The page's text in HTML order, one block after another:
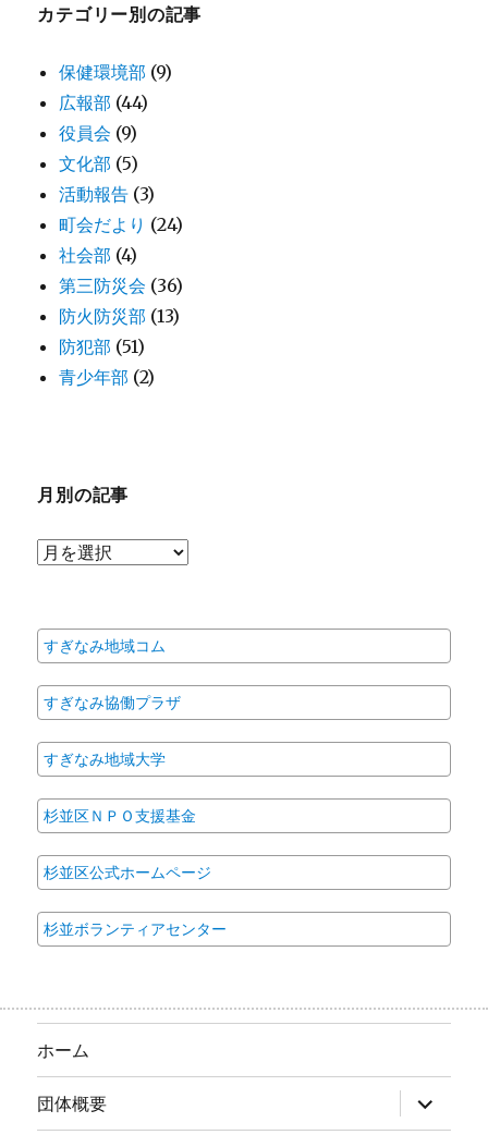
カテゴリー別の記事
保健環境部 (9)
広報部 (44)
役員会 (9)
文化部 (5)
活動報告 (3)
町会だより (24)
社会部 (4)
第三防災会 (36)
防火防災部 (13)
防犯部 (51)
青少年部 (2)
月別の記事
月
記
すぎなみ地域コム
すぎなみ協働プラザ
すぎなみ地域大学
杉並区ＮＰＯ支援基金
杉並区公式ホームページ
杉並ボランティアセンター
ホーム
団体概要
ブ
メ